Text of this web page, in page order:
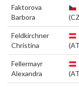
Faktorova
Barbora
Feldkirchner
Christina
Fellermayr
Alexandra